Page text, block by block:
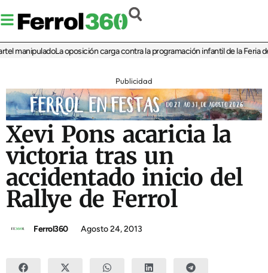
La oposición carga contra la programación infantil de la Feria de la
Publicidad
Xevi Pons acaricia la
victoria tras un
accidentado inicio del
Rallye de Ferrol
Ferrol360 Agosto 24, 2013